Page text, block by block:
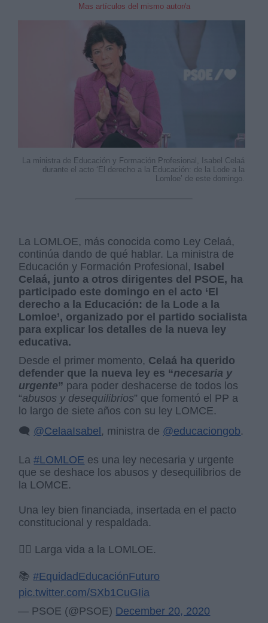
Mas artículos del mismo autor/a
La ministra de Educación y Formación Profesional, Isabel Celaá
durante el acto ‘El derecho a la Educación: de la Lode a la
Lomloe’ de este domingo.
La LOMLOE, más conocida como Ley Celaá,
continúa dando de qué hablar. La ministra de
Educación y Formación Profesional, Isabel
Celaá, junto a otros dirigentes del PSOE, ha
participado este domingo en el acto ‘El
derecho a la Educación: de la Lode a la
Lomloe’, organizado por el partido socialista
para explicar los detalles de la nueva ley
educativa.
Desde el primer momento, Celaá ha querido
defender que la nueva ley es “necesaria y
urgente” para poder deshacerse de todos los
“abusos y desequilibrios” que fomentó el PP a
lo largo de siete años con su ley LOMCE.
🗨️ @CelaaIsabel , ministra de @educaciongob.
La#LOMLOE es una ley necesaria y urgente
que se deshace los abusos y desequilibrios de
la LOMCE.
Una ley bien financiada, insertada en el pacto
constitucional y respaldada.
👉🏽 Larga vida a la LOMLOE.
📚#EquidadEducaciónFuturo
pic.twitter.com/SXb1CuGIia
— PSOE (@PSOE) December 20, 2020